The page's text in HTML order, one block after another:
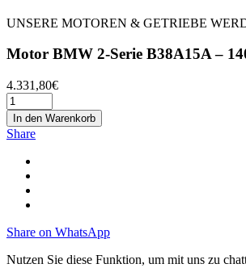
UNSERE MOTOREN & GETRIEBE
Motor BMW 2-Serie B38A15A –
4.331,80€
In den Warenkorb
Share
Share on WhatsApp
Nutzen Sie diese Funktion, um mit uns zu